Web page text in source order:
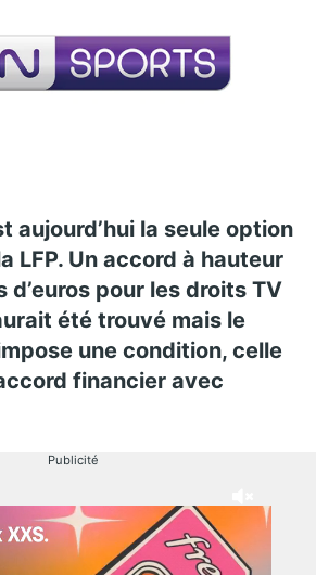
aujourd’hui la seule option
LFP. Un accord à hauteur
d’euros pour les droits TV
été trouvé mais le
une condition, celle
financier avec
Publicité